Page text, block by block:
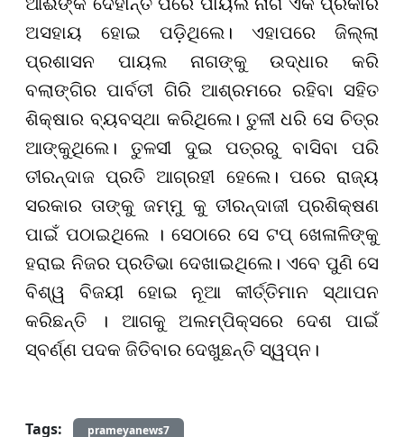
ଅସହାୟ ହୋଇ ପଡ଼ିଥିଲେ। ଏହାପରେ ଜିଲ୍ଲା
ପ୍ରଶାସନ ପାୟଲ ନାଗଙ୍କୁ ଉଦ୍ଧାର କରି
ବଲାଙ୍ଗିର ପାର୍ବତୀ ଗିରି ଆଶ୍ରମରେ ରହିବା ସହିତ
ଶିକ୍ଷାର ବ୍ୟବସ୍ଥା କରିଥିଲେ। ତୁଳୀ ଧରି ସେ ଚିତ୍ର
ଆଙ୍କୁଥିଲେ। ତୁଳସୀ ଦୁଇ ପତ୍ରରୁ ବାସିବା ପରି
ତୀରନ୍ଦାଜ ପ୍ରତି ଆଗ୍ରହୀ ହେଲେ। ପରେ ରାଜ୍ୟ
ସରକାର ତାଙ୍କୁ ଜମ୍ମୁ କୁ ତୀରନ୍ଦାଜୀ ପ୍ରଶିକ୍ଷଣ
ପାଇଁ ପଠାଇଥିଲେ । ସେଠାରେ ସେ ଟପ୍ ଖେଳାଳିଙ୍କୁ
ହରାଇ ନିଜର ପ୍ରତିଭା ଦେଖାଇଥିଲେ। ଏବେ ପୁଣି ସେ
ବିଶ୍ୱ ବିଜୟୀ ହୋଇ ନୂଆ କୀର୍ତ୍ତିମାନ ସ୍ଥାପନ
କରିଛନ୍ତି । ଆଗକୁ ଅଲମ୍ପିକ୍ସରେ ଦେଶ ପାଇଁ
ସ୍ବର୍ଣ୍ଣ ପଦକ ଜିତିବାର ଦେଖୁଛନ୍ତି ସ୍ୱପ୍ନ।
Tags: prameyanews7